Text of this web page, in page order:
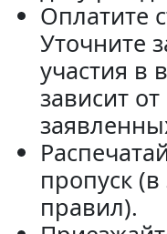
Оплатите
Уточните
участия в
зависит
пропуск
правил).